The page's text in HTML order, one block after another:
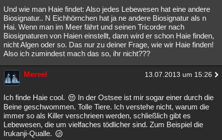
Und wie man Haie findet: Also jedes Lebewesen hat eine andere
Biosignatur.. N Eichhörnchen hat ja ne andere Biosignatur als n
Hai. Wenn man im Meer fährt und seinen Tricorder nach
Biosignaturen von Haien einstellt, dann wird er schon Haie finden,
nicht Algen oder so. Das nur zu deiner Frage, wie wir Haie finden!
Also ich zumindest mach das so, ihr nicht???
Mereel 13.07.2013 um 15:26
Ich finde Haie cool.
In der Ostsee ist mir sogar einer durch die
Beine geschwommen. Tolle Tiere. Ich verstehe nicht, warum die
immer so als Killer verschrieen werden, schließlich gibt es
Lebewesen, die um vielfaches tödlicher sind. Zum Beispiel die
Irukanji-Qualle.